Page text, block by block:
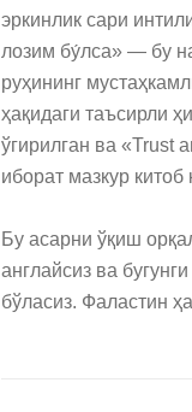
эркинлик сари
лозим бу́лса» — бу
руҳининг
ҳақидаги таъсирли
ўгирилган ва «Trust
иборат мазкур
Бу асарни ўқиш
англайсиз ва
бўласиз. Фаластин